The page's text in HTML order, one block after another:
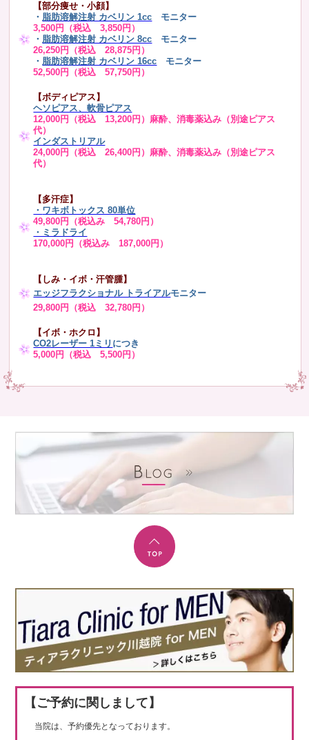
【部分痩せ・小顔】
・ 脂肪溶解注射 カベリン 1cc モニター
3,500円（税込 3,850円）
・ 脂肪溶解注射 カベリン 8cc モニター
26,250円（税込 28,875円）
・ 脂肪溶解注射 カベリン 16cc
モニター
52,500円（税込 57,750円）
【ボディピアス】
ヘソピアス、軟骨ピアス
12,000円（税込 13,200円）麻酔、消毒薬込み（別途ピアス
代）
インダストリアル
24,000円（税込 26,400円）麻酔、消毒薬込み（別途ピアス
代）
【多汗症】
・ ワキボトックス 80単位
49,800円（税込み 54,780円）
・ミラドライ
170,000円（税込み 187,000円）
【しみ・イボ・汗管腫】
エッジフラクショナル トライアルモニター
29,800円（税込 32,780円）
【イボ・ホクロ】
CO2レーザー 1ミリ につき
5,000円（税込 5,500円）
【ご予約に関しまして】
当院は、予約優先となっております。